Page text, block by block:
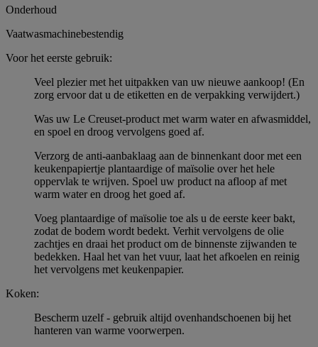
Onderhoud
Vaatwasmachinebestendig
Voor het eerste gebruik:
Veel plezier met het uitpakken van uw nieuwe aankoop! (En
zorg ervoor dat u de etiketten en de verpakking verwijdert.)
Was uw Le Creuset-product met warm water en afwasmiddel,
en spoel en droog vervolgens goed af.
Verzorg de anti-aanbaklaag aan de binnenkant door met een
keukenpapiertje plantaardige of maïsolie over het hele
oppervlak te wrijven. Spoel uw product na afloop af met
warm water en droog het goed af.
Voeg plantaardige of maïsolie toe als u de eerste keer bakt,
zodat de bodem wordt bedekt. Verhit vervolgens de olie
zachtjes en draai het product om de binnenste zijwanden te
bedekken. Haal het van het vuur, laat het afkoelen en reinig
het vervolgens met keukenpapier.
Koken:
Bescherm uzelf - gebruik altijd ovenhandschoenen bij het
hanteren van warme voorwerpen.